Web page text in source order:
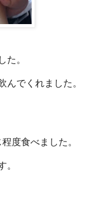
た。
んでくれました。
度食べました。
。